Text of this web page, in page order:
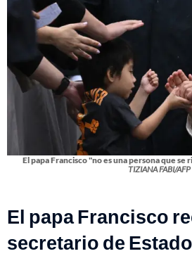
El papa Francisco "no es una persona que se
TIZIANA FABI/AFP
El papa Francisco
secretario de